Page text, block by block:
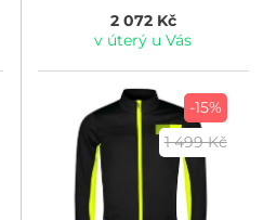
2 072 Kč
v úterý u Vás
-15%
1 499 Kč